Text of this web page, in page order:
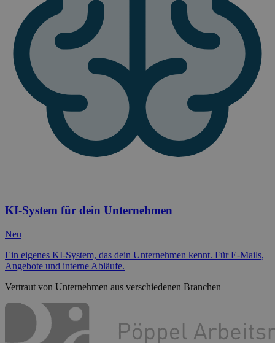
KI-System für dein Unternehmen
Neu
Ein eigenes KI-System, das dein Unternehmen kennt. Für E-Mails,
Angebote und interne Abläufe.
Vertraut von Unternehmen aus verschiedenen Branchen